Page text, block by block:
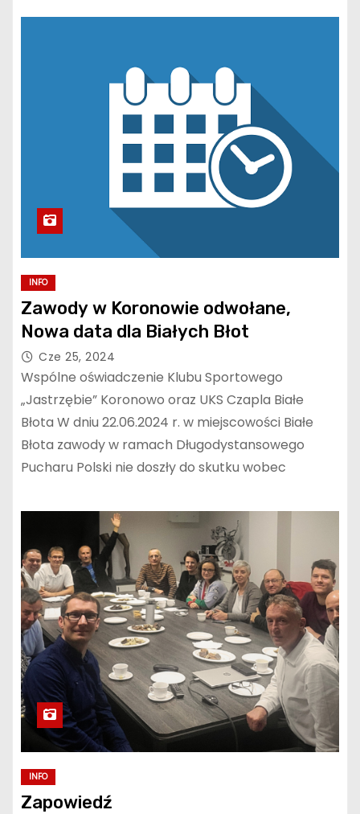
INFO
Zawody w Koronowie odwołane,
Nowa data dla Białych Błot
Cze 25, 2024
Wspólne oświadczenie Klubu Sportowego
„Jastrzębie” Koronowo oraz UKS Czapla Białe
Błota W dniu 22.06.2024 r. w miejscowości Białe
Błota zawody w ramach Długodystansowego
Pucharu Polski nie doszły do skutku wobec
INFO
Zapowiedź